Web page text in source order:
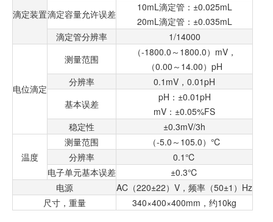
滴定装置滴定容量允许误差
10mL滴定管：±0.025mL
20mL滴定管：±0.035mL
滴定管分辨率
1/14000
电位滴定
测量范围
（-1800.0～1800.0）mV，
（0.00～14.00）pH
分辨率
0.1mV，0.01pH
基本误差
pH：±0.01pH
mV：±0.05%FS
稳定性
±0.3mV/3h
温度
测量范围
（-5.0～105.0）℃
分辨率
0.1℃
电子单元基本误差
±0.3℃
电源
AC（220±22）V，频率（50±1）Hz
尺寸，重量
340×400×400mm，约10kg